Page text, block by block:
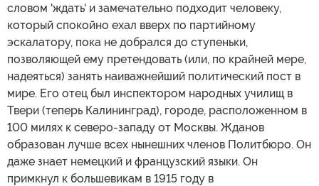
словом 'ждать' и замечательно подходит человеку,
который спокойно ехал вверх по партийному
эскалатору, пока не добрался до ступеньки,
позволяющей ему претендовать (или, по крайней мере,
надеяться) занять наиважнейший политический пост в
мире. Его отец был инспектором народных училищ в
Твери (теперь Калининград), городе, расположенном в
100 милях к северо-западу от Москвы. Жданов
образован лучше всех нынешних членов Политбюро. Он
даже знает немецкий и французский языки. Он
примкнул к большевикам в 1915 году в